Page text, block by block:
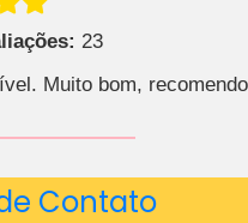
23
Muito bom,
Contato